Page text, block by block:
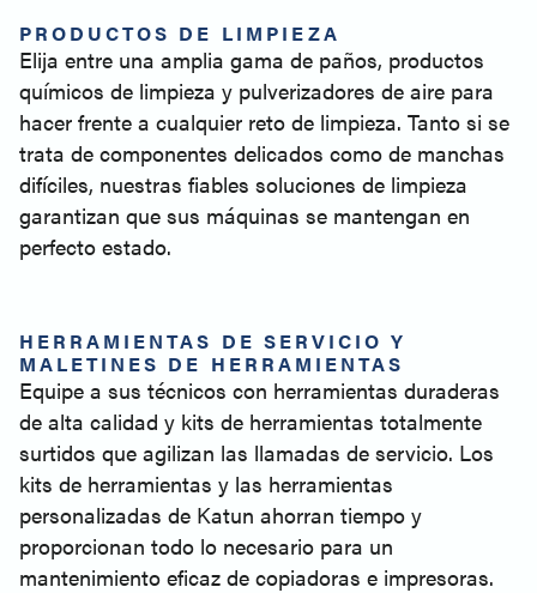
PRODUCTOS DE LIMPIEZA
Elija entre una amplia gama de paños, productos
químicos de limpieza y pulverizadores de aire para
hacer frente a cualquier reto de limpieza. Tanto si se
trata de componentes delicados como de manchas
difíciles, nuestras fiables soluciones de limpieza
garantizan que sus máquinas se mantengan en
perfecto estado.
HERRAMIENTAS DE SERVICIO Y
MALETINES DE HERRAMIENTAS
Equipe a sus técnicos con herramientas duraderas
de alta calidad y kits de herramientas totalmente
surtidos que agilizan las llamadas de servicio. Los
kits de herramientas y las herramientas
personalizadas de Katun ahorran tiempo y
proporcionan todo lo necesario para un
mantenimiento eficaz de copiadoras e impresoras.